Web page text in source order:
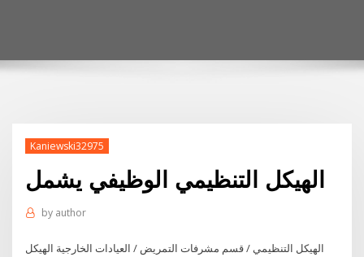
Kaniewski32975
الهيكل التنظيمي الوظيفي يشمل
by author
الهيكل التنظيمي / قسم مشرفات التمريض / العيادات الخارجية الهيكل